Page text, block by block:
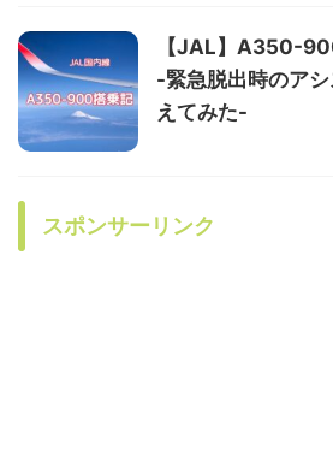
【JAL】A350-
-緊急脱出時のア
えてみた-
スポンサーリンク